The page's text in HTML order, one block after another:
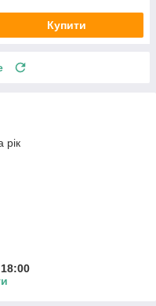
Купити
рік